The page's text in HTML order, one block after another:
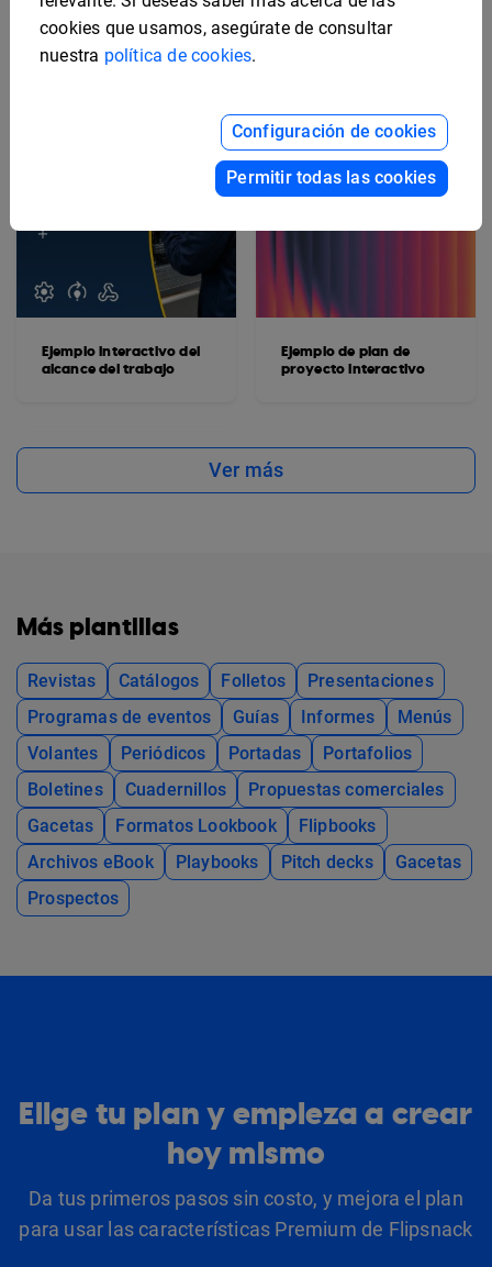
Ejemplo interactivo del
alcance del trabajo
Ejemplo de plan de
proyecto interactivo
Ver más
Más plantillas
Revistas Catálogos Folletos
Presentaciones
Programas de eventos
Guías Informes
Menús
Volantes
Periódicos Portadas
Portafolios
Boletines
Cuadernillos
Propuestas comerciales
Gacetas
Formatos Lookbook
Flipbooks
Archivos eBook
Playbooks Pitch decks
Gacetas
Prospectos
Elige tu plan y empieza a crear
hoy mismo
Da tus primeros pasos sin costo, y mejora el plan
para usar las características Premium de Flipsnack
cookies que usamos, asegúrate de consultar
nuestra política de cookies.
Configuración de cookies
Permitir todas las cookies